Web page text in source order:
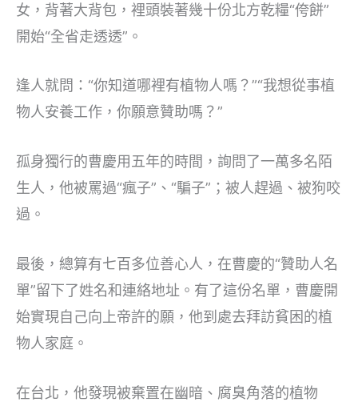
女，背著大背包，裡頭裝著幾十份北方乾糧“侉餅”
開始“全省走透透”。
逢人就問：“你知道哪裡有植物人嗎？”“我想從事植
物人安養工作，你願意贊助嗎？”
孤身獨行的曹慶用五年的時間，詢問了一萬多名陌
生人，他被罵過“瘋子”、“騙子”；被人趕過、被狗咬
過。
最後，總算有七百多位善心人，在曹慶的“贊助人名
單”留下了姓名和連絡地址。有了這份名單，曹慶開
始實現自己向上帝許的願，他到處去拜訪貧困的植
物人家庭。
在台北，他發現被棄置在幽暗、腐臭角落的植物